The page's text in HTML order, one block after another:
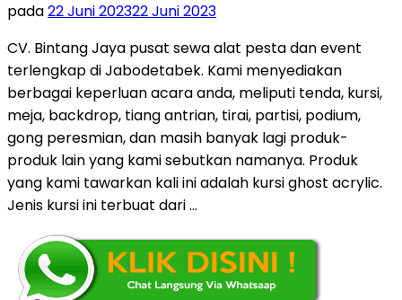
pada22 Juni 202322 Juni 2023
CV. Bintang Jaya pusat sewa alat pesta dan event
terlengkap di Jabodetabek. Kami menyediakan
berbagai keperluan acara anda, meliputi tenda, kursi,
meja, backdrop, tiang antrian, tirai, partisi, podium,
gong peresmian, dan masih banyak lagi produk-
produk lain yang kami sebutkan namanya. Produk
yang kami tawarkan kali ini adalah kursi ghost acrylic.
Jenis kursi ini terbuat dari …